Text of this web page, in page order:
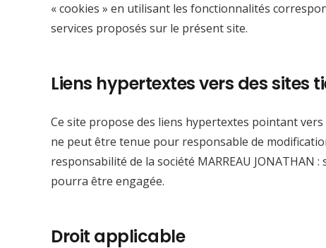
« cookies » en utilisant les fonctionnalités
services proposés sur le présent site.
Liens hypertextes vers des sites
Ce site propose des liens hypertextes pointant
ne peut être tenue pour responsable de
responsabilité de la société MARREAU JONATHAN
pourra être engagée.
Droit applicable